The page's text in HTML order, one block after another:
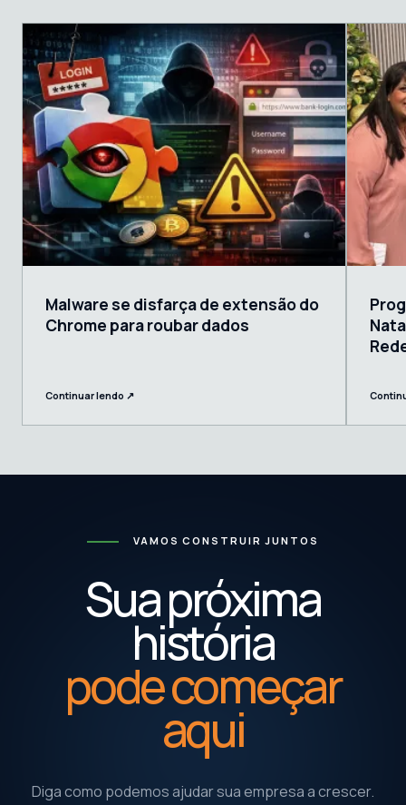
Malware se disfarça de extensão do
Chrome para roubar dados
Continuar lendo ↗
VAMOS CONSTRUIR JUNTOS
Sua próxima
história
pode começar
aqui
Diga como podemos ajudar sua empresa a crescer.